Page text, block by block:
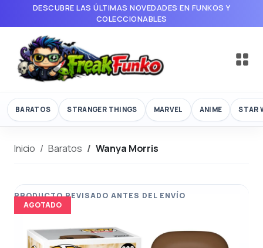
DESCUBRE LAS ÚLTIMAS NOVEDADES EN FUNKOS Y
COLECCIONABLES
BARATOS STRANGER THINGS MARVEL ANIME STAR
Inicio Baratos Wanya Morris
AGOTADO